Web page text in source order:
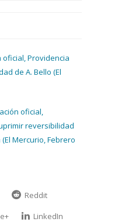
Providencia
de A. Bello (El
oficial,
reversibilidad
Mercurio, Febrero
Reddit
LinkedIn